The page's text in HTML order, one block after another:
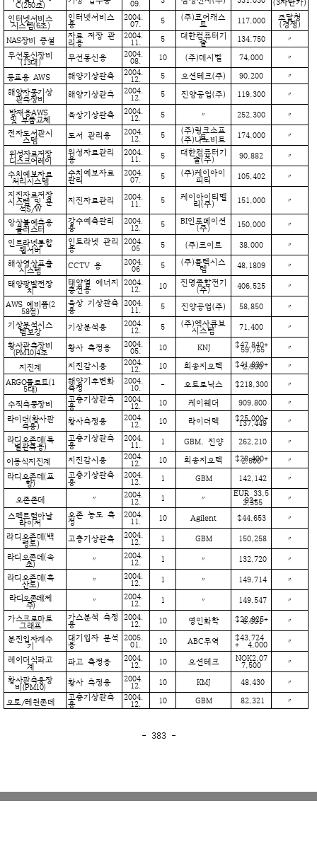
C(250조) 09.
인터넷서비스
시스템(6조)
인터넷서비스
용
2004.
07. 5 (주)코어캐스
트 117,000 조달청
(경쟁)
NAS장비 증설
자료 저장 관
리용
2004.
11. 5 대한컴퓨터기
술 134,750
〃
무선통신장비
(13대)
무선통신용 2004.
08. 10 (주)데시벨 74,000 〃
등표용 AWS 해양기상관측 2004.
12. 5 오션테크(주) 90,200
〃
해양자동기상
관측장비
해양기상관측 2004.
12. 5 진양공업(주) 119,300 〃
방재용AWS
및 부품교체
육상기상관측 2004.
12. 5 〃 252,300 〃
전자도서관시
스템
도서 관리용 2004.
12. 5
(주)링크소프
트
(주)나노비트
174,000 〃
위성자료저장
디스크어레이
위성자료관리
용
2004.
11. 5 대한컴퓨터기
술(주) 90,882 〃
수치예보자료
처리시스템
수치예보자료
관리
2004.
07. 5 (주)케이아이
피티 105,402 〃
지진자료저장
시스템 및 분
석S/W
지진자료관리 2004.
11. 5 케이아이티벨
리(주) 151,000 〃
앙상블예측용
클러스터
강수예측관리
용
2004.
12. 5 BI인포메이션
(주) 150,000 〃
인트라넷통합
웹서버
인트라넷 관리
용
2004.
05 5 (주)코이트 38,000 〃
해상영상표출
시스템
CCTV 용 2004.
06 5 (주)콤텍시스
템 48,1809 〃
태양광발전장
치
태양열 에너지
충전용
2004.
12. 10 진명종합전기
(주) 406,525 〃
AWS 예비품(2
58점)
육상 기상관측
용
2004.
11. 5 진양공업(주) 58,850 〃
기상분석시스
템보강
기상분석용 2004.
12. 5 (주)엑사큐브
시스템 71,400 〃
황사관측장비
(PM10)4조
황사 측정용 2004.
05. 10 KNJ $47,840+
59,755 〃
지진계 지진감시용 2004.
12. 10 희송지오텍 $41,830+
2,500
〃
ARGO플로트(1
5대)
해양기후변화
측정
2004.
10. - 오트로닉스 $218,300 〃
수직측풍장비
고층기상관측
용
2004.
12. 10 케이웨더 909,800
〃
라이더(황사관
측용)
황사측정용 2004.
12. 10 라이더텍 $25,000+
137,449 〃
라디오존데(특
별관측용)
고층기상관측
용
2004.
11. 1 GBM, 진양 262,210 〃
이동식지진계 지진감시용 2004.
12. 10 희송지오텍 $28,400+
2,500
〃
라디오존데(포
항)
고층기상관측
용
2004.
12. 1 GBM 142,142 〃
오존존데 〃 2004.
12. 1 〃
EUR 33,5
92+
3,355
〃
스펙트럼아날
라이저
오존 농도 측
정
2004.
11. 10 Agilent $44,653 〃
라디오존데(백
령도)
고층기상관측 2004.
12. 1 GBM 150,258 〃
라디오존데(속
초)
〃 2004.
12. 1 〃 132,720 〃
라디오존데(흑
산도)
〃 2004.
12. 1 〃 149,714 〃
라디오존데(제
주)
〃 2004.
12. 1 〃 149,547 〃
가스크로마토
그래프
가스분석 측정
용
2004.
12. 10 영인화학 $22,925+
6,501 〃
분진입자계수
기
대기입자 분석
용
2005.
01. 10 ABC무역 $43,724
+ 4,000 〃
레이더식파고
계
파고 측정용 2004.
12. 10 오션테크 NOK2,07
7,500 〃
황사관측용장
비(PM10)
황사 측정용 2004.
12. 10 KMJ 48,430 〃
오토/레윈존데
고층기상관측
용
2004.
12. 10 GBM 82,321 〃
- 383 -